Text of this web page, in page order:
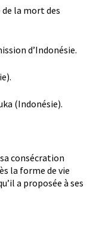
de la mort des
d’Indonésie.
(Indonésie).
consécration
la forme de vie
a proposée à ses